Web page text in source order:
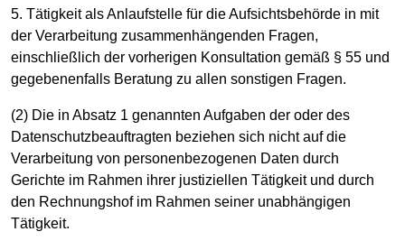
5. Tätigkeit als Anlaufstelle für die Aufsichtsbehörde in mit
der Verarbeitung zusammenhängenden Fragen,
einschließlich der vorherigen Konsultation gemäß § 55 und
gegebenenfalls Beratung zu allen sonstigen Fragen.
(2) Die in Absatz 1 genannten Aufgaben der oder des
Datenschutzbeauftragten beziehen sich nicht auf die
Verarbeitung von personenbezogenen Daten durch
Gerichte im Rahmen ihrer justiziellen Tätigkeit und durch
den Rechnungshof im Rahmen seiner unabhängigen
Tätigkeit.